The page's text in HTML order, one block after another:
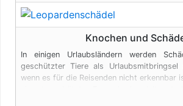
Knochen und
In einigen Urlaubsländern werden
geschützter Tiere als Urlaubsmitbringsel
wenn es für die Reisenden nicht erkennbar
den artenschutzrechtlichen